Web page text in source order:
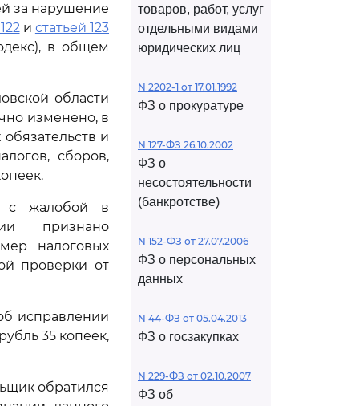
за нарушение
и статьей 123
в общем
области
изменено, в
и
сборов,
с жалобой в
признано
налоговых
проверки от
исправлении
35 копеек,
обратился
товаров, работ, услуг
отдельными видами
юридических лиц
N 2202-1 от 17.01.1992
ФЗ о прокуратуре
N 127-ФЗ 26.10.2002
ФЗ о
несостоятельности
(банкротстве)
N 152-ФЗ от 27.07.2006
ФЗ о персональных
данных
N 44-ФЗ от 05.04.2013
ФЗ о госзакупках
N 229-ФЗ от 02.10.2007
ФЗ об